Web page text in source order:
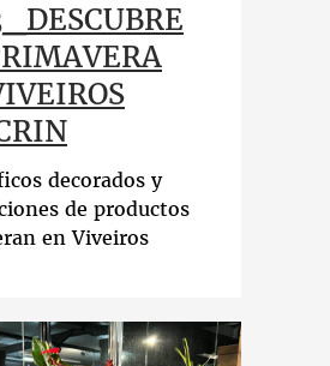
decorados y
de productos
en Viveiros
Las últimas
de esta
¡Ven a